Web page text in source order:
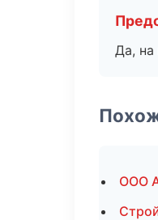
Да, на
ООО